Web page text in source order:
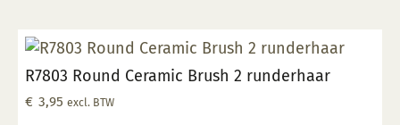
R7803 Round Ceramic Brush 2 runderhaar
€ 3,95 excl. BTW